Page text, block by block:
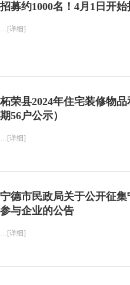
招募约1000名！4月1日开始
…[详细]
柘荣县2024年住宅装修物
期56户公示）
…[详细]
宁德市民政局关于公开征
参与企业的公告
…[详细]